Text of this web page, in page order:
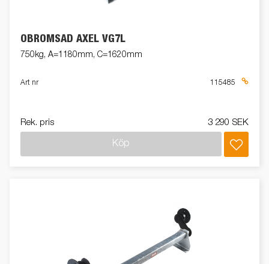
OBROMSAD AXEL VG7L
750kg, A=1180mm, C=1620mm
Art nr 115485
Rek. pris 3 290 SEK
Köp